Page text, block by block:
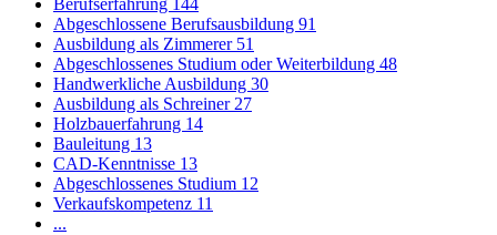
Berufserfahrung 144
Abgeschlossene Berufsausbildung 91
Ausbildung als Zimmerer 51
Abgeschlossenes Studium oder Weiterbildung 48
Handwerkliche Ausbildung 30
Ausbildung als Schreiner 27
Holzbauerfahrung 14
Bauleitung 13
CAD-Kenntnisse 13
Abgeschlossenes Studium 12
Verkaufskompetenz 11
...